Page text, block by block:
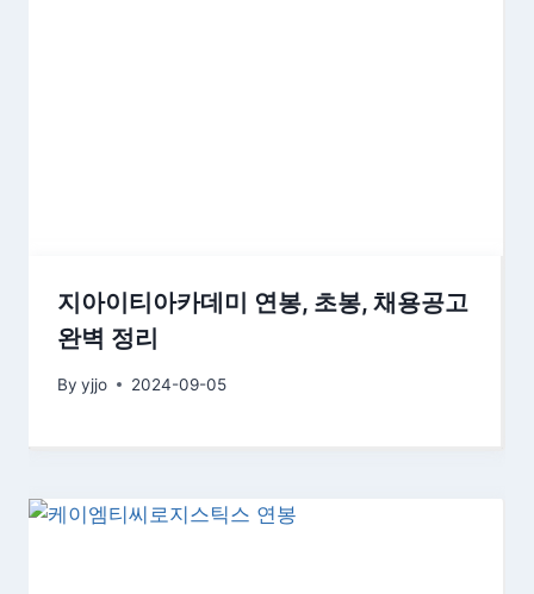
지아이티아카데미 연봉, 초봉, 채용공고
완벽 정리
By yjjo 2024-09-05